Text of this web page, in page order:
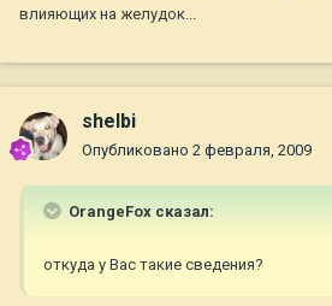
влияющих на желудок...
shelbi
Опубликовано 2 февраля, 2009
OrangeFox сказал:
откуда у Вас такие сведения?